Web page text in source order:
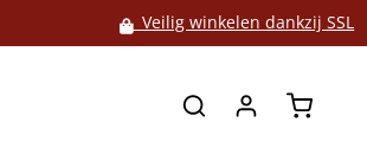
Veilig winkelen dankzij SSL